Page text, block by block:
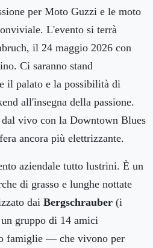
per Moto Guzzi e le moto
L'evento si terrà
il 24 maggio 2026 con
Ci saranno stand
il palato e la possibilità di
all'insegna della passione.
vivo con la Downtown Blues
ancora più elettrizzante.
aziendale tutto lustrini. È un
di grasso e lunghe nottate
dai Bergschrauber (i
gruppo di 14 amici
famiglie — che vivono per